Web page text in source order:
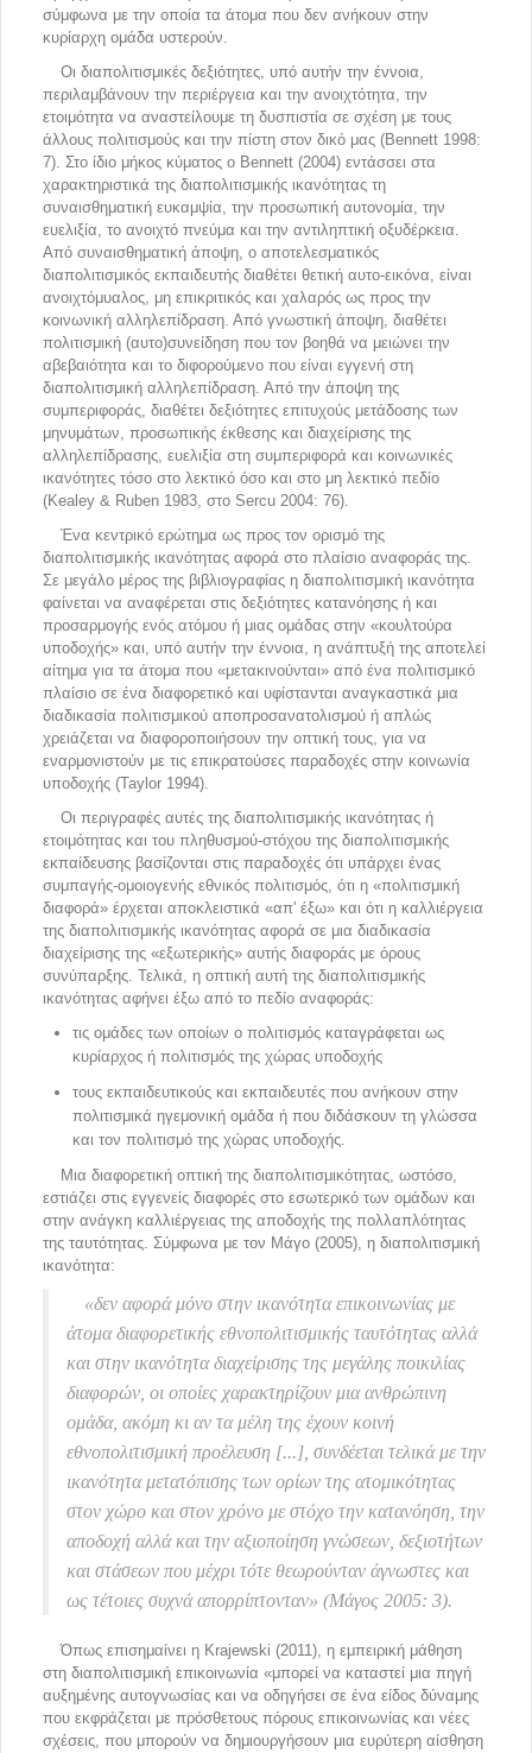
σύμφωνα με την οποία τα άτομα που δεν ανήκουν στην
κυρίαρχη ομάδα υστερούν.
Οι διαπολιτισμικές δεξιότητες, υπό αυτήν την έννοια,
περιλαμβάνουν την περιέργεια και την ανοιχτότητα, την
ετοιμότητα να αναστείλουμε τη δυσπιστία σε σχέση με τους
άλλους πολιτισμούς και την πίστη στον δικό μας (Bennett 1998:
7). Στο ίδιο μήκος κύματος ο Bennett (2004) εντάσσει στα
χαρακτηριστικά της διαπολιτισμικής ικανότητας τη
συναισθηματική ευκαμψία, την προσωπική αυτονομία, την
ευελιξία, το ανοιχτό πνεύμα και την αντιληπτική οξυδέρκεια.
Από συναισθηματική άποψη, ο αποτελεσματικός
διαπολιτισμικός εκπαιδευτής διαθέτει θετική αυτο-εικόνα, είναι
ανοιχτόμυαλος, μη επικριτικός και χαλαρός ως προς την
κοινωνική αλληλεπίδραση. Από γνωστική άποψη, διαθέτει
πολιτισμική (αυτο)συνείδηση που τον βοηθά να μειώνει την
αβεβαιότητα και το διφορούμενο που είναι εγγενή στη
διαπολιτισμική αλληλεπίδραση. Από την άποψη της
συμπεριφοράς, διαθέτει δεξιότητες επιτυχούς μετάδοσης των
μηνυμάτων, προσωπικής έκθεσης και διαχείρισης της
αλληλεπίδρασης, ευελιξία στη συμπεριφορά και κοινωνικές
ικανότητες τόσο στο λεκτικό όσο και στο μη λεκτικό πεδίο
(Kealey & Ruben 1983, στο Sercu 2004: 76).
Ένα κεντρικό ερώτημα ως προς τον ορισμό της
διαπολιτισμικής ικανότητας αφορά στο πλαίσιο αναφοράς της.
Σε μεγάλο μέρος της βιβλιογραφίας η διαπολιτισμική ικανότητα
φαίνεται να αναφέρεται στις δεξιότητες κατανόησης ή και
προσαρμογής ενός ατόμου ή μιας ομάδας στην «κουλτούρα
υποδοχής» και, υπό αυτήν την έννοια, η ανάπτυξή της αποτελεί
αίτημα για τα άτομα που «μετακινούνται» από ένα πολιτισμικό
πλαίσιο σε ένα διαφορετικό και υφίστανται αναγκαστικά μια
διαδικασία πολιτισμικού αποπροσανατολισμού ή απλώς
χρειάζεται να διαφοροποιήσουν την οπτική τους, για να
εναρμονιστούν με τις επικρατούσες παραδοχές στην κοινωνία
υποδοχής (Taylor 1994).
Οι περιγραφές αυτές της διαπολιτισμικής ικανότητας ή
ετοιμότητας και του πληθυσμού-στόχου της διαπολιτισμικής
εκπαίδευσης βασίζονται στις παραδοχές ότι υπάρχει ένας
συμπαγής-ομοιογενής εθνικός πολιτισμός, ότι η «πολιτισμική
διαφορά» έρχεται αποκλειστικά «απ' έξω» και ότι η καλλιέργεια
της διαπολιτισμικής ικανότητας αφορά σε μια διαδικασία
διαχείρισης της «εξωτερικής» αυτής διαφοράς με όρους
συνύπαρξης. Τελικά, η οπτική αυτή της διαπολιτισμικής
ικανότητας αφήνει έξω από το πεδίο αναφοράς:
τις ομάδες των οποίων ο πολιτισμός καταγράφεται ως
κυρίαρχος ή πολιτισμός της χώρας υποδοχής
τους εκπαιδευτικούς και εκπαιδευτές που ανήκουν στην
πολιτισμικά ηγεμονική ομάδα ή που διδάσκουν τη γλώσσα
και τον πολιτισμό της χώρας υποδοχής.
Μια διαφορετική οπτική της διαπολιτισμικότητας, ωστόσο,
εστιάζει στις εγγενείς διαφορές στο εσωτερικό των ομάδων και
στην ανάγκη καλλιέργειας της αποδοχής της πολλαπλότητας
της ταυτότητας. Σύμφωνα με τον Μάγο (2005), η διαπολιτισμική
ικανότητα:
«δεν αφορά μόνο στην ικανότητα επικοινωνίας με
άτομα διαφορετικής εθνοπολιτισμικής ταυτότητας αλλά
και στην ικανότητα διαχείρισης της μεγάλης ποικιλίας
διαφορών, οι οποίες χαρακτηρίζουν μια ανθρώπινη
ομάδα, ακόμη κι αν τα μέλη της έχουν κοινή
εθνοπολιτισμική προέλευση [...], συνδέεται τελικά με την
ικανότητα μετατόπισης των ορίων της ατομικότητας
στον χώρο και στον χρόνο με στόχο την κατανόηση, την
αποδοχή αλλά και την αξιοποίηση γνώσεων, δεξιοτήτων
και στάσεων που μέχρι τότε θεωρούνταν άγνωστες και
ως τέτοιες συχνά απορρίπτονταν» (Μάγος 2005: 3).
Όπως επισημαίνει η Krajewski (2011), η εμπειρική μάθηση
στη διαπολιτισμική επικοινωνία «μπορεί να καταστεί μια πηγή
αυξημένης αυτογνωσίας και να οδηγήσει σε ένα είδος δύναμης
που εκφράζεται με πρόσθετους πόρους επικοινωνίας και νέες
σχέσεις, που μπορούν να δημιουργήσουν μια ευρύτερη αίσθηση